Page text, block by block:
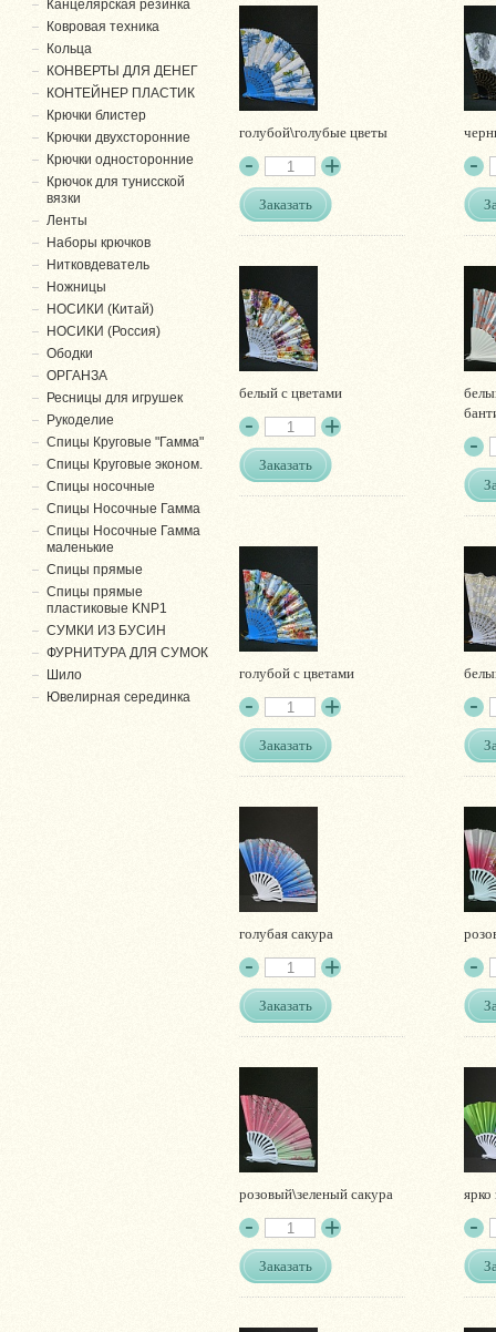
голубой\голубые цветы
Заказать
белый с цветами
Заказать
голубой с цветами
Заказать
голубая сакура
Заказать
розовый\зеленый сакура
Заказать
Канцелярская резинка
Ковровая техника
Кольца
КОНВЕРТЫ ДЛЯ ДЕНЕГ
КОНТЕЙНЕР ПЛАСТИК
Крючки блистер
Крючки двухсторонние
Крючки односторонние
Крючок для тунисской
вязки
Ленты
Наборы крючков
Нитковдеватель
Ножницы
НОСИКИ (Китай)
НОСИКИ (Россия)
Ободки
ОРГАНЗА
Ресницы для игрушек
Рукоделие
Спицы Круговые "Гамма"
Спицы Круговые эконом.
Спицы носочные
Спицы Носочные Гамма
Спицы Носочные Гамма
маленькие
Спицы прямые
Спицы прямые
пластиковые KNP1
СУМКИ ИЗ БУСИН
ФУРНИТУРА ДЛЯ СУМОК
Шило
Ювелирная серединка